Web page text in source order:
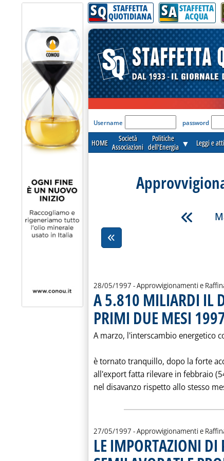
SQ STAFFETTA
QUOTIDIANA SA STAFFETTA
ACQUA
'Modulo Login per
Username password
HOME
Società
Associazioni
Politiche
dell'Energia ▼ Leggi e
28/05/1997 - Approvvigionamenti e
A 5.810 MILIARDI IL
PRIMI DUE MESI
A marzo, l'interscambio energetico
è tornato tranquillo, dopo la forte
all'export fatta rilevare in febbraio
nel disavanzo rispetto allo stesso
27/05/1997 - Approvvigionamenti e
LE IMPORTAZIONI DI